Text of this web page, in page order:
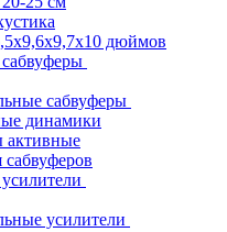
дюймов
сабвуферы
динамики
активные
сабвуферов
усилители